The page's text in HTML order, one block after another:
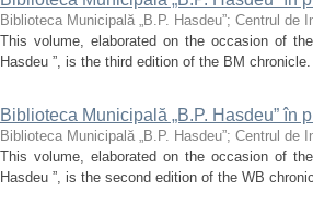
Biblioteca Municipală „B.P. Hasdeu”; Centrul de
This volume, elaborated on the occasion of
Hasdeu ”, is the third edition of the BM
Biblioteca Municipală „B.P. Hasdeu” în
Biblioteca Municipală „B.P. Hasdeu”; Centrul de
This volume, elaborated on the occasion of
Hasdeu ”, is the second edition of the WB